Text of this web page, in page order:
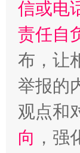
信或电
责任自
布，让
举报的
观点和
向 ，